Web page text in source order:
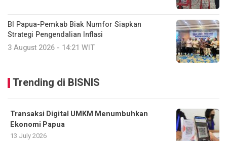
BI Papua-Pemkab Biak Numfor Siapkan
Strategi Pengendalian Inflasi
3 August 2026 - 14:21 WIT
Trending di BISNIS
Transaksi Digital UMKM Menumbuhkan
Ekonomi Papua
13 July 2026